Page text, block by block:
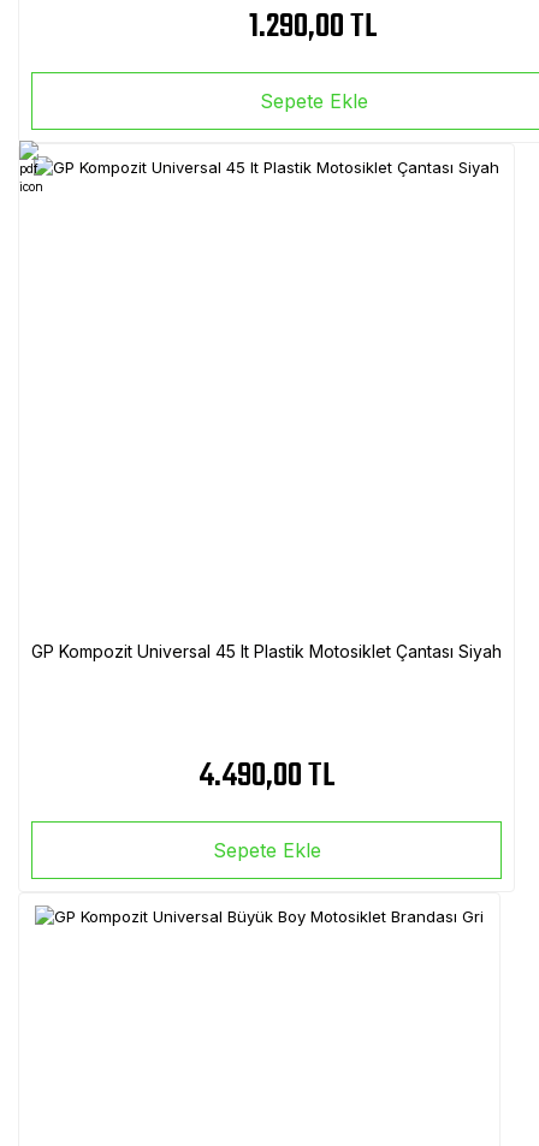
1.290,00 TL
Sepete Ekle
GP Kompozit Universal 45 lt Plastik Motosiklet Çantası Siyah
4.490,00 TL
Sepete Ekle